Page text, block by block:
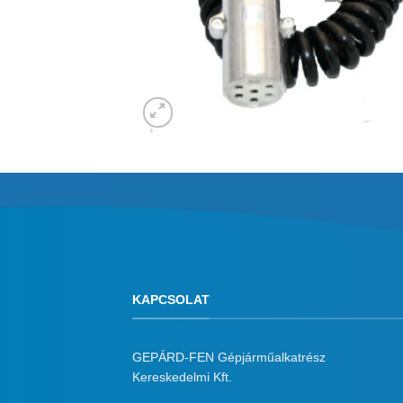
KAPCSOLAT
GEPÁRD-FEN Gépjárműalkatrész
Kereskedelmi Kft.